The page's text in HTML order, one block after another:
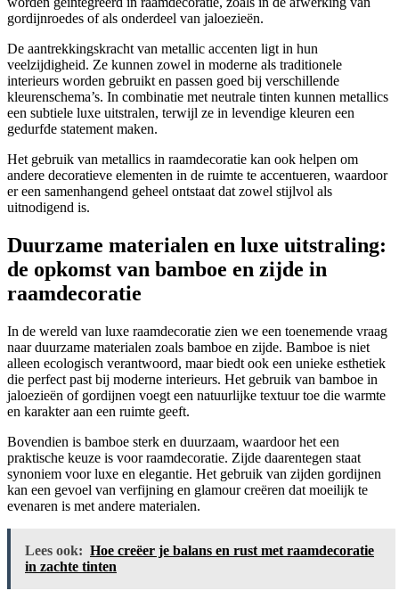
gordijnroedes of als onderdeel van jaloezieën.
De aantrekkingskracht van metallic accenten ligt in hun
veelzijdigheid. Ze kunnen zowel in moderne als traditionele
interieurs worden gebruikt en passen goed bij verschillende
kleurenschema’s. In combinatie met neutrale tinten kunnen metallics
een subtiele luxe uitstralen, terwijl ze in levendige kleuren een
gedurfde statement maken.
Het gebruik van metallics in raamdecoratie kan ook helpen om
andere decoratieve elementen in de ruimte te accentueren, waardoor
er een samenhangend geheel ontstaat dat zowel stijlvol als
uitnodigend is.
Duurzame materialen en luxe uitstraling:
de opkomst van bamboe en zijde in
raamdecoratie
In de wereld van luxe raamdecoratie zien we een toenemende vraag
naar duurzame materialen zoals bamboe en zijde. Bamboe is niet
alleen ecologisch verantwoord, maar biedt ook een unieke esthetiek
die perfect past bij moderne interieurs. Het gebruik van bamboe in
jaloezieën of gordijnen voegt een natuurlijke textuur toe die warmte
en karakter aan een ruimte geeft.
Bovendien is bamboe sterk en duurzaam, waardoor het een
praktische keuze is voor raamdecoratie. Zijde daarentegen staat
synoniem voor luxe en elegantie. Het gebruik van zijden gordijnen
kan een gevoel van verfijning en glamour creëren dat moeilijk te
evenaren is met andere materialen.
Lees ook: Hoe creëer je balans en rust met raamdecoratie
in zachte tinten